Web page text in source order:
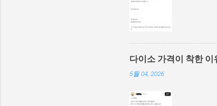
다이소 가격이 착한 이
5월 04, 2026